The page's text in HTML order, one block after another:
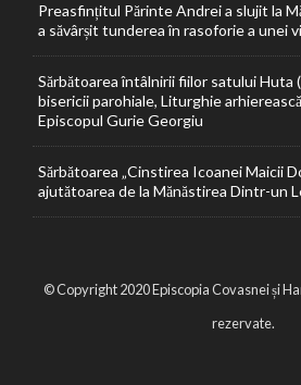
Preasfințitul Părinte Andrei a slujit la
a săvârșit tunderea în rasoforie a unei
Sărbătoarea întâlnirii fiilor satului Huta
bisericii parohiale, Liturghie
Episcopul Gurie Georgiu
Sărbătoarea „Cinstirea Icoanei Maicii
ajutătoarea de la Mănăstirea Dintr-un
© Copyright 2020 Episcopia Covasnei și
rezervate.